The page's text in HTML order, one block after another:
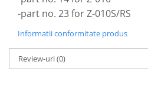
-part no. 23 for Z-010S/RS
Informatii conformitate produs
Review-uri(0)